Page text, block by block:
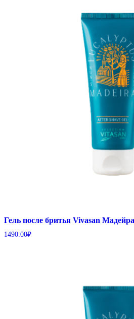
Гель после бритья Vivasan Мадейра
1490.00₽